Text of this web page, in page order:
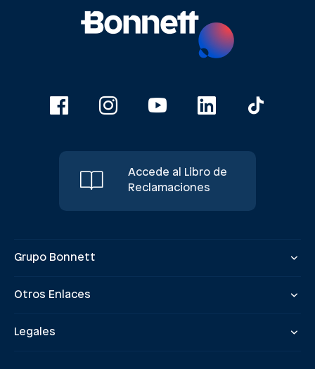
Accede al Libro de
Reclamaciones
Grupo Bonnett
Otros Enlaces
Legales